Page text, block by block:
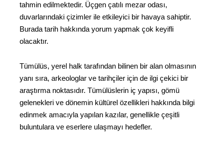
tahmin edilmektedir. Üçgen çatılı mezar odası,
duvarlarındaki çizimler ile etkileyici bir havaya sahiptir.
Burada tarih hakkında yorum yapmak çok keyifli
olacaktır.
Tümülüs, yerel halk tarafından bilinen bir alan olmasının
yanı sıra, arkeologlar ve tarihçiler için de ilgi çekici bir
araştırma noktasıdır. Tümülüslerin iç yapısı, gömü
gelenekleri ve dönemin kültürel özellikleri hakkında bilgi
edinmek amacıyla yapılan kazılar, genellikle çeşitli
buluntulara ve eserlere ulaşmayı hedefler.